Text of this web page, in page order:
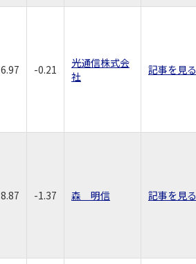
6.97 -0.21
光通信株式会
社
記事を見る
8.87 -1.37 森 明信 記事を見る